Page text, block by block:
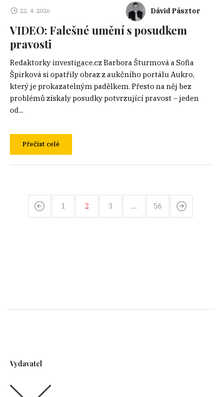
22. 4. 2026 Dávid Pásztor
VIDEO: Falešné umění s posudkem
pravosti
Redaktorky investigace.cz Barbora Šturmová a Sofia
Špirková si opatřily obraz z aukčního portálu Aukro,
který je prokazatelným padělkem. Přesto na něj bez
problémů získaly posudky potvrzující pravost – jeden
od...
Přečíst celé
1 2 3 … 56
Vydavatel